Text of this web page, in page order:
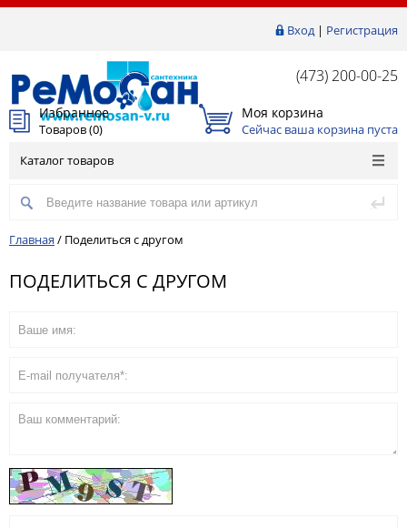
Вход| Регистрация
(473) 200-00-25
Избранное
Товаров (0)
Моя корзина
Сейчас ваша корзина пуста
Каталог товаров
Главная / Поделиться с другом
ПОДЕЛИТЬСЯ С ДРУГОМ